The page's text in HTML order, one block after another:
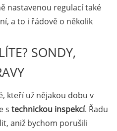
nastavenou regulací také
a to i řádově o několik
SONDY,
kteří už nějakou dobu v
s technickou inspekcí. Řadu
aniž bychom porušili